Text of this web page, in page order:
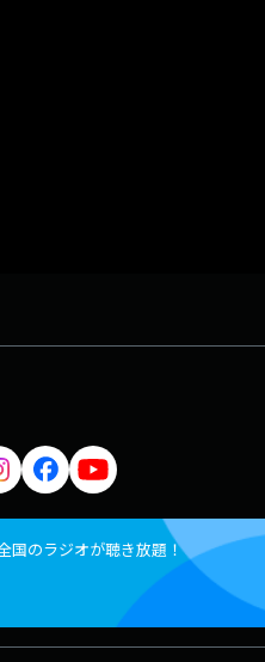
国のラジオが聴き放題！